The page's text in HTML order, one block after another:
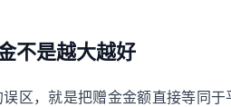
不是越大越好
区，就是把赠金金额直接等同